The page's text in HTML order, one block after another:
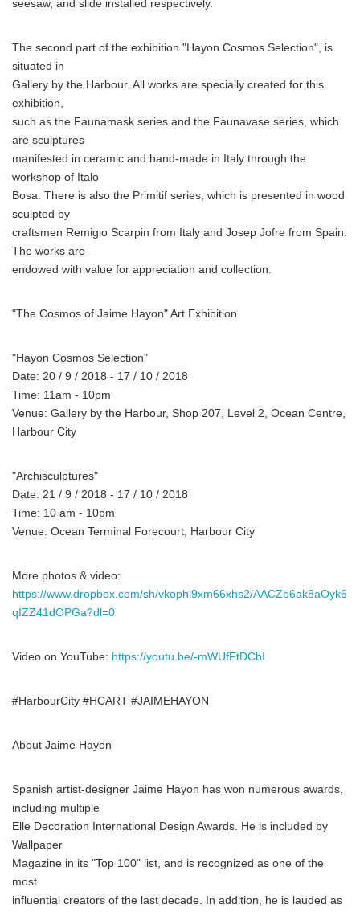
seesaw, and slide installed respectively.
The second part of the exhibition "Hayon Cosmos Selection", is
situated in
Gallery by the Harbour. All works are specially created for this
exhibition,
such as the Faunamask series and the Faunavase series, which
are sculptures
manifested in ceramic and hand-made in Italy through the
workshop of Italo
Bosa. There is also the Primitif series, which is presented in wood
sculpted by
craftsmen Remigio Scarpin from Italy and Josep Jofre from Spain.
The works are
endowed with value for appreciation and collection.
"The Cosmos of Jaime Hayon" Art Exhibition
"Hayon Cosmos Selection"
Date: 20 / 9 / 2018 - 17 / 10 / 2018
Time: 11am - 10pm
Venue: Gallery by the Harbour, Shop 207, Level 2, Ocean Centre,
Harbour City
"Archisculptures"
Date: 21 / 9 / 2018 - 17 / 10 / 2018
Time: 10 am - 10pm
Venue: Ocean Terminal Forecourt, Harbour City
More photos & video:
https://www.dropbox.com/sh/vkophl9xm66xhs2/AACZb6ak8aOyk6
qIZZ41dOPGa?dl=0
Video on YouTube: https://youtu.be/-mWUfFtDCbI
#HarbourCity #HCART #JAIMEHAYON
About Jaime Hayon
Spanish artist-designer Jaime Hayon has won numerous awards,
including multiple
Elle Decoration International Design Awards. He is included by
Wallpaper
Magazine in its "Top 100" list, and is recognized as one of the
most
influential creators of the last decade. In addition, he is lauded as